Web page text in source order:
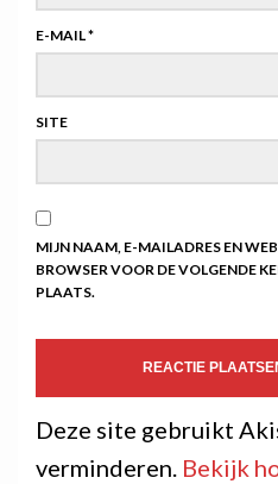
E-MAIL*
SITE
MIJN NAAM, E-MAILADRES EN
BROWSER VOOR DE VOLGENDE
PLAATS.
Deze site gebruikt
verminderen. Bekijk